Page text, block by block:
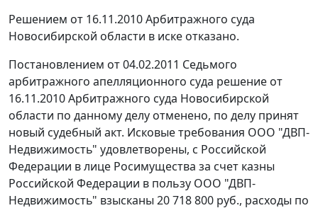
Решением от 16.11.2010 Арбитражного суда
Новосибирской области в иске отказано.
Постановлением от 04.02.2011 Седьмого
арбитражного апелляционного суда решение от
16.11.2010 Арбитражного суда Новосибирской
области по данному делу отменено, по делу принят
новый судебный акт. Исковые требования ООО "ДВП-
Недвижимость" удовлетворены, с Российской
Федерации в лице Росимущества за счет казны
Российской Федерации в пользу ООО "ДВП-
Недвижимость" взысканы 20 718 800 руб., расходы по